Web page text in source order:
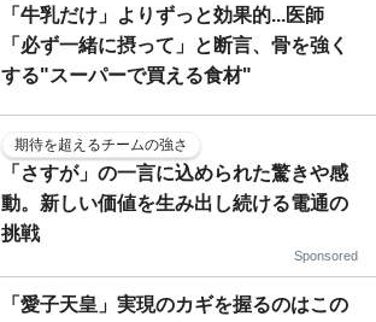
「牛乳だけ」よりずっと効果的...医師
「必ず一緒に摂って」と断言、骨を強く
する"スーパーで買える食材"
期待を超えるチームの強さ
「さすが」の一言に込められた驚きや感
動。新しい価値を生み出し続ける電通の
挑戦
Sponsored
「愛子天皇」実現のカギを握るのはこの